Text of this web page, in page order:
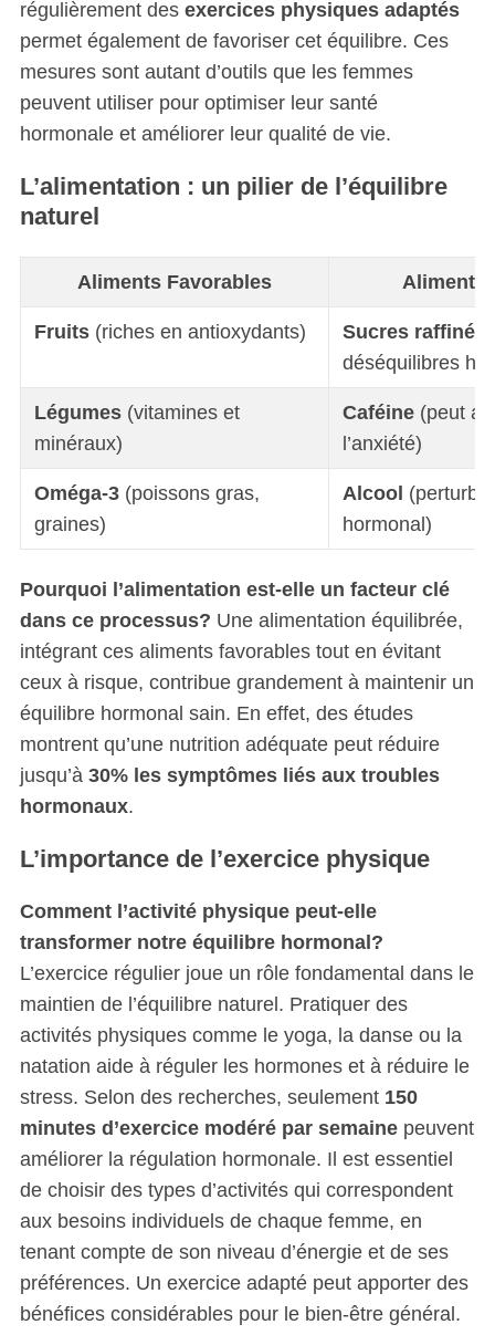
régulièrement des exercices physiques adaptés
permet également de favoriser cet équilibre. Ces
mesures sont autant d’outils que les femmes
peuvent utiliser pour optimiser leur santé
hormonale et améliorer leur qualité de vie.
L’alimentation : un pilier de l’équilibre
naturel
Aliments Favorables Aliments
Fruits(riches en antioxydants) Sucres raffinés
déséquilibres
Légumes(vitamines et
minéraux)
Caféine(peut
l’anxiété)
Oméga-3(poissons gras,
graines)
Alcool (perturbe
hormonal)
Pourquoi l’alimentation est-elle un facteur clé
dans ce processus? Une alimentation équilibrée,
intégrant ces aliments favorables tout en évitant
ceux à risque, contribue grandement à maintenir un
équilibre hormonal sain. En effet, des études
montrent qu’une nutrition adéquate peut réduire
jusqu’à 30% les symptômes liés aux troubles
hormonaux.
L’importance de l’exercice physique
Comment l’activité physique peut-elle
transformer notre équilibre hormonal?
L’exercice régulier joue un rôle fondamental dans le
maintien de l’équilibre naturel. Pratiquer des
activités physiques comme le yoga, la danse ou la
natation aide à réguler les hormones et à réduire le
stress. Selon des recherches, seulement 150
minutes d’exercice modéré par semainepeuvent
améliorer la régulation hormonale. Il est essentiel
de choisir des types d’activités qui correspondent
aux besoins individuels de chaque femme, en
tenant compte de son niveau d’énergie et de ses
préférences. Un exercice adapté peut apporter des
bénéfices considérables pour le bien-être général.
S
a
c
h
o
r
: